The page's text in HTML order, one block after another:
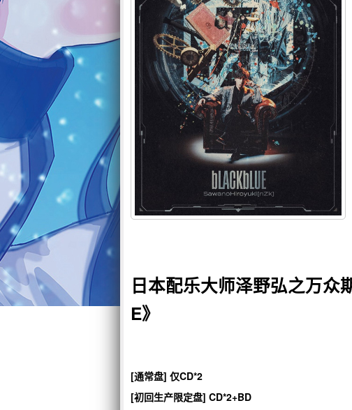
日本配乐大师泽野弘之万
E》
[通常盘] 仅CD*2
[初回生产限定盘] CD*2+BD